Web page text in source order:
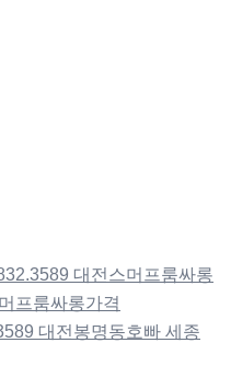
대전스머프룸싸롱
프룸싸롱가격
대전봉명동호빠 세종